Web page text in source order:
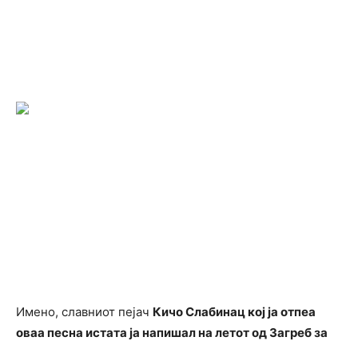
Имено, славниот пејач Кичо Слабинац кој ја отпеа
оваа песна истата ја напишал на летот од Загреб за